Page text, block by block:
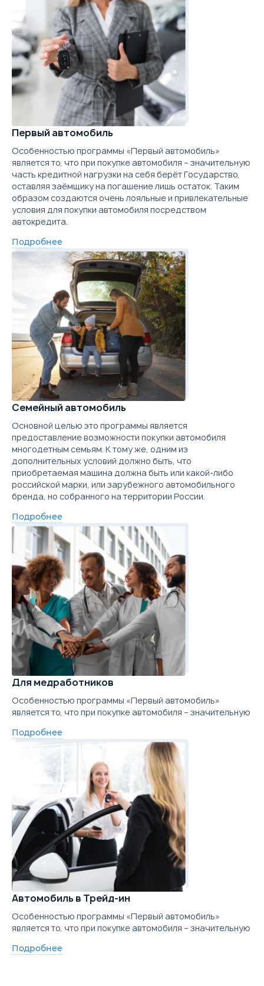
Первый автомобиль
Особенностью программы «Первый автомобиль»
является то, что при покупке автомобиля – значительную
часть кредитной нагрузки на себя берёт Государство,
оставляя заёмщику на погашение лишь остаток. Таким
образом создаются очень лояльные и привлекательные
условия для покупки автомобиля посредством
автокредита.
Подробнее
Семейный автомобиль
Основной целью это программы является
предоставление возможности покупки автомобиля
многодетным семьям. К тому же, одним из
дополнительных условий должно быть, что
приобретаемая машина должна быть или какой-либо
российской марки, или зарубежного автомобильного
бренда, но собранного на территории России.
Подробнее
Для медработников
Особенностью программы «Первый автомобиль»
является то, что при покупке автомобиля – значительную
Подробнее
Автомобиль в Трейд-ин
Особенностью программы «Первый автомобиль»
является то, что при покупке автомобиля – значительную
Подробнее